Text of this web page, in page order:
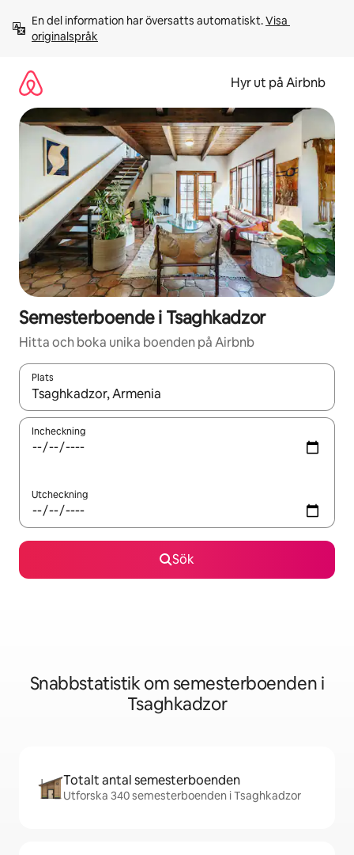
innehåll
En del information har översatts automatiskt. Visa
originalspråk
Hyr ut på Airbnb
Semesterboende i Tsaghkadzor
Hitta och boka unika boenden på Airbnb
Plats
När resultaten är tillgängliga kan du navigera med upp- och
Incheckning
Utcheckning
Sök
Snabbstatistik om semesterboenden i
Tsaghkadzor
Totalt antal semesterboenden
Utforska 340 semesterboenden i Tsaghkadzor